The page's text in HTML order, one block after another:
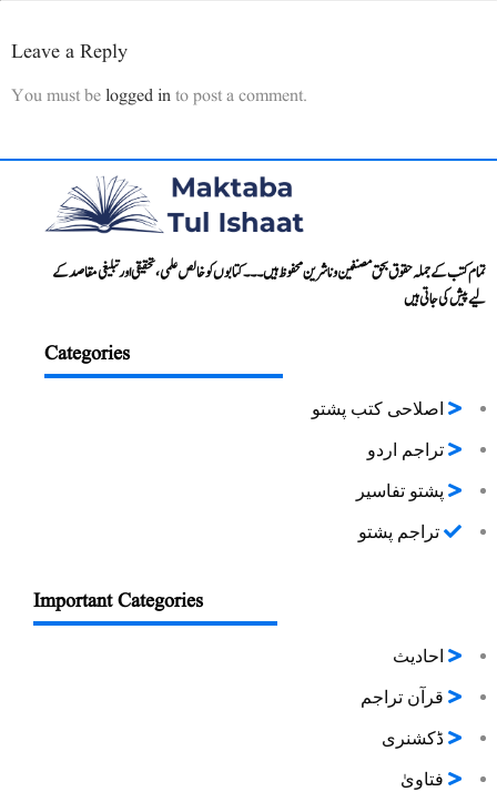
Leave a Reply
You must belogged into post a comment.
تمام کتب کے جملہ حقوق بحق مصنفین و ناشرین محفوظ ہیں۔۔۔ کتابوں کو خالص علمی، تحقیقی اور تبلیغی مقاصد کے
لیے پیش کی جاتی ہیں
Categories
اصلاحی کتب پشتو
تراجم اردو
پشتو تفاسیر
تراجم پشتو
Important Categories
احادیث
قرآن تراجم
ڈکشنری
فتاویٰ